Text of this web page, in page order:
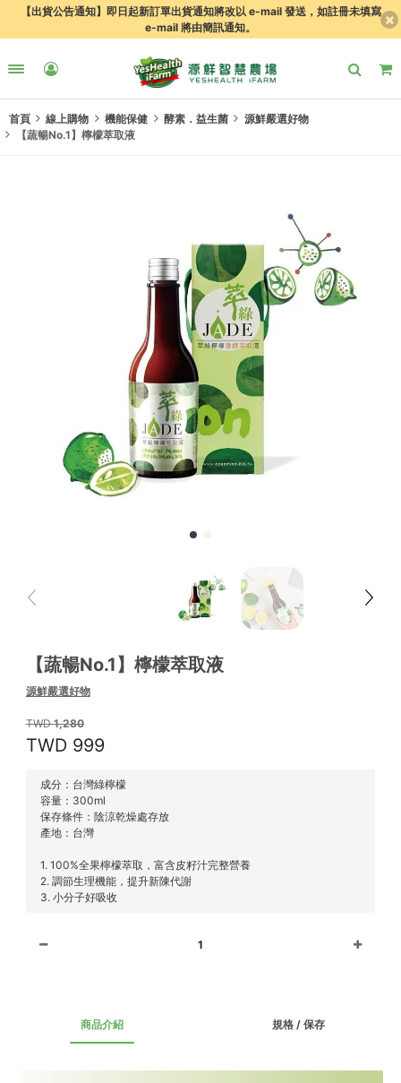
【出貨公告通知】即日起新訂單出貨通知將改以 e-mail 發送，如註冊未填寫
e-mail 將由簡訊通知。
首頁 線上購物 機能保健 酵素．益生菌
源鮮嚴選好物
【蔬暢No.1】檸檬萃取液
【蔬暢No.1】檸檬萃取液
源鮮嚴選好物
1,280
999
成分：台灣綠檸檬
容量：300ml
保存條件：陰涼乾燥處存放
產地：台灣
1. 100%全果檸檬萃取，富含皮籽汁完整營養
2. 調節生理機能，提升新陳代謝
3. 小分子好吸收
1
商品介紹 規格 / 保存